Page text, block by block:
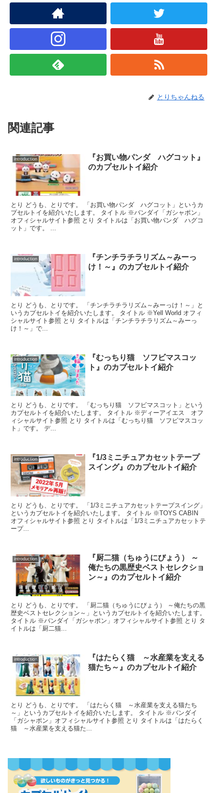
とりちゃんねる
関連記事
introduction
『お買い物パンダ ハグコット』
のカプセルトイ紹介
とり どうも、とりです。 「お買い物パンダ ハグコット」というカ
プセルトイを紹介いたします。 タイトル ※バンダイ「ガシャポン」
オフィシャルサイト参照 とり タイトルは「お買い物パンダ ハグコ
ット」です。 ...
introduction
『チンチラチラリズム～みーっ
け！～』のカプセルトイ紹介
とり どうも、とりです。 「チンチラチラリズム～みーっけ！～」と
いうカプセルトイを紹介いたします。 タイトル ※Yell World オフィ
シャルサイト参照 とり タイトルは「チンチラチラリズム～みーっ
け！～」で...
introduction
『むっちり猫 ソフビマスコッ
ト』のカプセルトイ紹介
とり どうも、とりです。 「むっちり猫 ソフビマスコット」という
カプセルトイを紹介いたします。 タイトル ※ディーアイエス オフ
ィシャルサイト参照 とり タイトルは「むっちり猫 ソフビマスコッ
ト」です。 デ...
introduction
『1/3ミニチュアカセットテープ
スイング』のカプセルトイ紹介
とり どうも、とりです。 「1/3ミニチュアカセットテープスイング」
というカプセルトイを紹介いたします。 タイトル ※TOYS CABIN
オフィシャルサイト参照 とり タイトルは「1/3ミニチュアカセットテ
ープ...
introduction
『厨二猫（ちゅうにびょう） ～
俺たちの黒歴史ベストセレクショ
ン～』のカプセルトイ紹介
とり どうも、とりです。 「厨二猫（ちゅうにびょう） ～俺たちの黒
歴史ベストセレクション～」というカプセルトイを紹介いたします。
タイトル ※バンダイ「ガシャポン」オフィシャルサイト参照 とり タ
イトルは「厨二猫...
introduction
『はたらく猫 ～水産業を支える
猫たち～』のカプセルトイ紹介
とり どうも、とりです。 「はたらく猫 ～水産業を支える猫たち
～」というカプセルトイを紹介いたします。 タイトル ※バンダイ
「ガシャポン」オフィシャルサイト参照 とり タイトルは「はたらく
猫 ～水産業を支える猫た...